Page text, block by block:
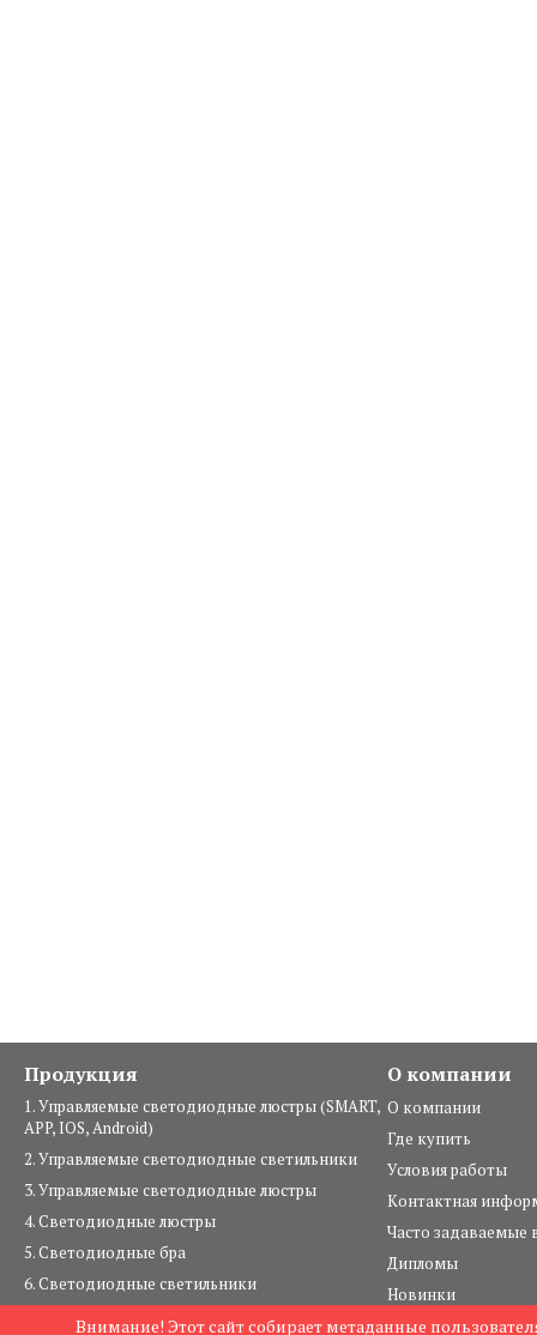
Внимание! Этот сайт собирает метаданные
Продукция
1. Управляемые светодиодные люстры (SMART,
APP, IOS, Android)
2. Управляемые светодиодные светильники
3. Управляемые светодиодные люстры
4. Светодиодные люстры
5. Светодиодные бра
6. Светодиодные светильники
О компании
О компании
Где купить
Условия работы
Контактная
Часто задаваемые
Дипломы
Новинки
© 2004—2026